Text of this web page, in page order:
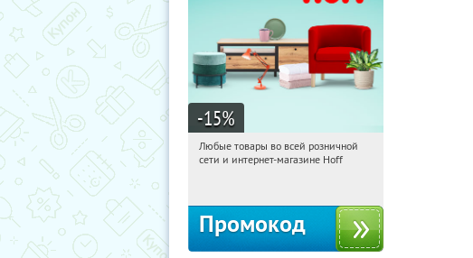
-15%
03:57:32 Получили:
Любые товары во всей розничной
сети и интернет-магазине Hoff
Промокод